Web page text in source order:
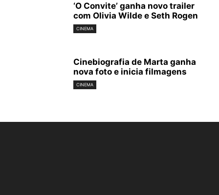
‘O Convite’ ganha novo trailer
com Olivia Wilde e Seth Rogen
CINEMA
Cinebiografia de Marta ganha
nova foto e inicia filmagens
CINEMA